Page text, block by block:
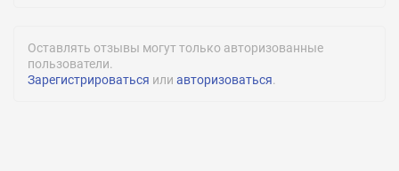
Оставлять отзывы могут только авторизованные
пользователи.
Зарегистрироваться или авторизоваться.